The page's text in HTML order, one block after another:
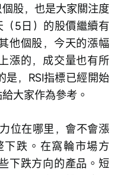
股，也是大家關注度
5日）的股價繼續有
他個股，今天的漲幅
漲的，成交量也有所
是，RSI指標已經開始
大家作為參考。
跌。在窩輪市場方
下跌方向的產品。短